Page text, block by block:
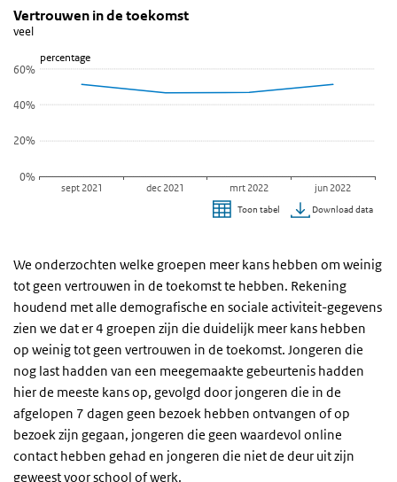
Vertrouwen in toekomst (lijngrafiek)
Sla de grafiek 'Vertrouwen in de toekomst' over en ga naar de
Vertrouwen in de toekomst
Lijn grafiek met 4 data punten.
Bekijk als data tabel.
De grafiek heeft 1 X-as die categories weergeeft.
percentage
Vertrouwen in de toekomst
veel
0%
20%
40%
60%
sept 2021 dec 2021 mrt 2022 jun 2022
Toon tabel Download data
We onderzochten welke groepen meer kans hebben om weinig
tot geen vertrouwen in de toekomst te hebben. Rekening
houdend met alle demografische en sociale activiteit-gegevens
zien we dat er 4 groepen zijn die duidelijk meer kans hebben
op weinig tot geen vertrouwen in de toekomst. Jongeren die
nog last hadden van een meegemaakte gebeurtenis hadden
hier de meeste kans op, gevolgd door jongeren die in de
afgelopen 7 dagen geen bezoek hebben ontvangen of op
bezoek zijn gegaan, jongeren die geen waardevol online
contact hebben gehad en jongeren die niet de deur uit zijn
geweest voor school of werk.